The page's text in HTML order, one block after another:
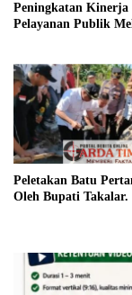
Peningkatan Kinerja
Pelayanan Publik
Peletakan Batu
Oleh Bupati Takalar.